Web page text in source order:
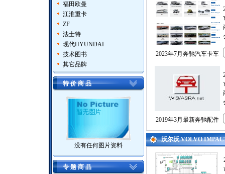
福田欧曼
江淮重卡
ZF
法士特
现代HYUNDAI
技术图书
其它品牌
特 价 商 品
没有任何图片资料
专 题 商 品
2023年7月奔驰汽车卡车
2019年3月最新奔驰配件
沃尔沃 VOLVO